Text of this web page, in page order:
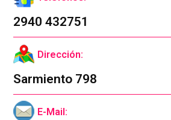
2940 432751
Dirección:
Sarmiento 798
E-Mail: